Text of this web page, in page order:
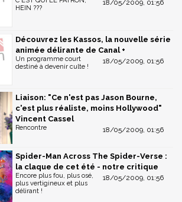
18/05/2009, 01:56
HEIN ???
Découvrez les Kassos, la nouvelle série
animée délirante de Canal +
18/05/2009, 01:56
Un programme court
destiné à devenir culte !
Liaison: "Ce n'est pas Jason Bourne,
c'est plus réaliste, moins Hollywood"
Vincent Cassel
18/05/2009, 01:56
Rencontre
Spider-Man Across The Spider-Verse :
la claque de cet été - notre critique
18/05/2009, 01:56
Encore plus fou, plus osé,
plus vertigineux et plus
délirant !